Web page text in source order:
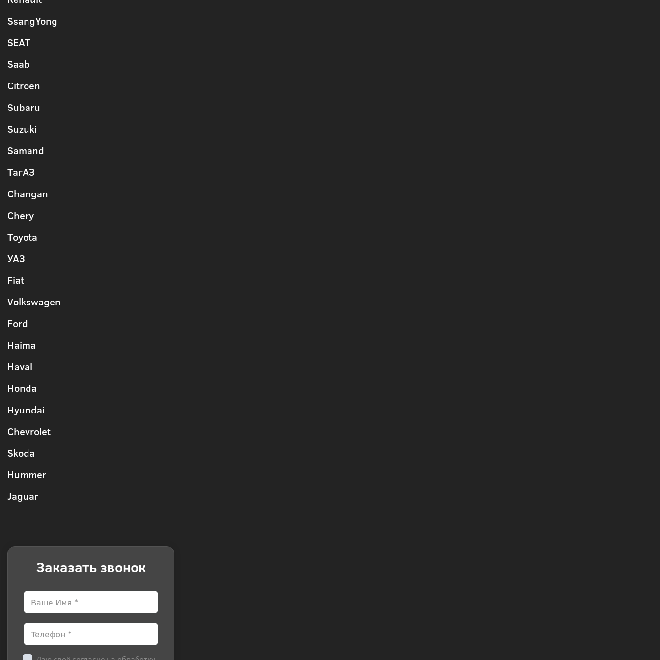
SsangYong
SEAT
Saab
Citroen
Subaru
Suzuki
Samand
ТагАЗ
Changan
Chery
Toyota
УАЗ
Fiat
Volkswagen
Ford
Haima
Haval
Honda
Hyundai
Chevrolet
Skoda
Hummer
Jaguar
Заказать звонок